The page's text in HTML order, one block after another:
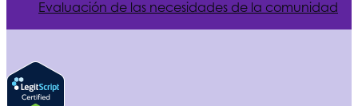
Evaluación de las necesidades de la comunidad